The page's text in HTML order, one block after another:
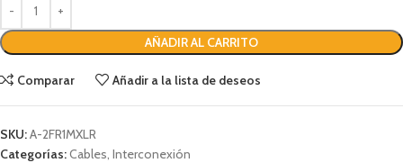
AÑADIR AL CARRITO
Comparar Añadir a la lista de deseos
SKU:A-2FR1MXLR
Categorías:Cables Interconexión